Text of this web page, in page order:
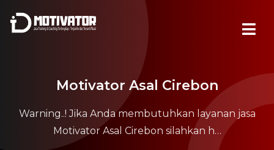
Motivator Asal Cirebon
Warning..! Jika Anda membutuhkan layanan jasa
Motivator Asal Cirebon silahkan h…